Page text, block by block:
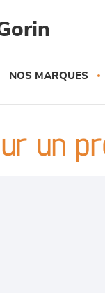
NOS MARQUES
un